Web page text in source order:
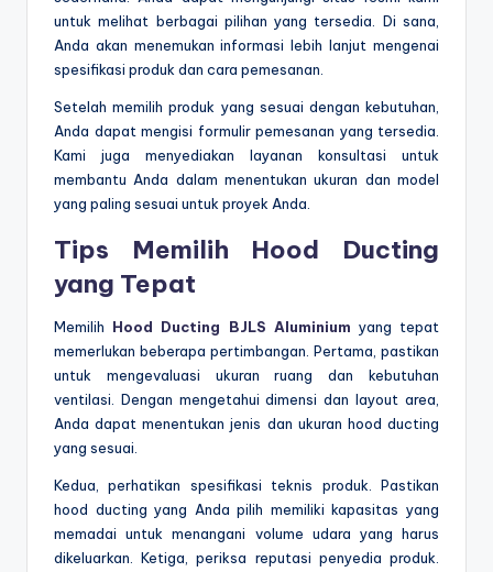
untuk melihat berbagai pilihan yang tersedia. Di sana,
Anda akan menemukan informasi lebih lanjut mengenai
spesifikasi produk dan cara pemesanan.
Setelah memilih produk yang sesuai dengan kebutuhan,
Anda dapat mengisi formulir pemesanan yang tersedia.
Kami juga menyediakan layanan konsultasi untuk
membantu Anda dalam menentukan ukuran dan model
yang paling sesuai untuk proyek Anda.
Tips Memilih Hood Ducting
yang Tepat
Memilih Hood Ducting BJLS Aluminium yang tepat
memerlukan beberapa pertimbangan. Pertama, pastikan
untuk mengevaluasi ukuran ruang dan kebutuhan
ventilasi. Dengan mengetahui dimensi dan layout area,
Anda dapat menentukan jenis dan ukuran hood ducting
yang sesuai.
Kedua, perhatikan spesifikasi teknis produk. Pastikan
hood ducting yang Anda pilih memiliki kapasitas yang
memadai untuk menangani volume udara yang harus
dikeluarkan. Ketiga, periksa reputasi penyedia produk.